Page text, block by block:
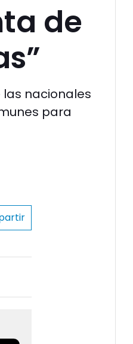
de
nacionales
para